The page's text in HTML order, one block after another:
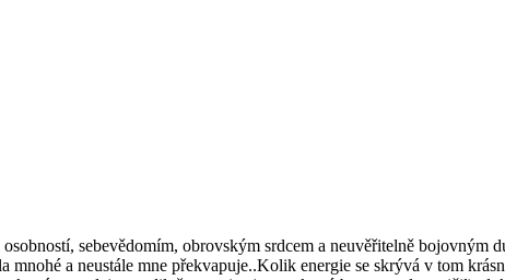
sebevědomím, obrovským srdcem a neuvěřitelně
mnohé a neustále mne překvapuje..Kolik energie se skrývá v tom